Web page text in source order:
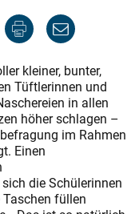
kleiner, bunter,
Tüftlerinnen und
in allen
höher schlagen –
im Rahmen
Einen
die Schülerinnen
füllen